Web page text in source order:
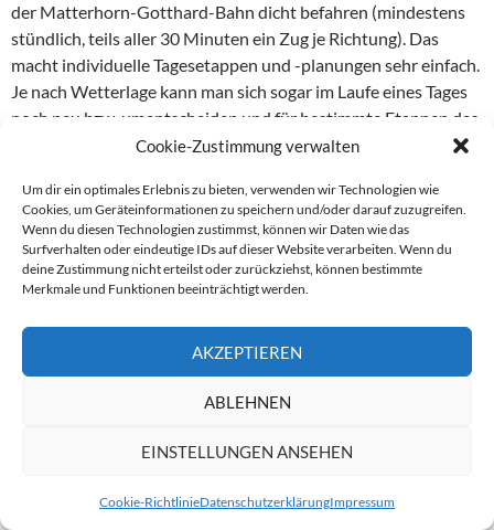
Cookie-Zustimmung verwalten
Um dir ein optimales Erlebnis zu bieten, verwenden wir Technologien wie
Cookies, um Geräteinformationen zu speichern und/oder darauf zuzugreifen.
Wenn du diesen Technologien zustimmst, können wir Daten wie das
Surfverhalten oder eindeutige IDs auf dieser Website verarbeiten. Wenn du
deine Zustimmung nicht erteilst oder zurückziehst, können bestimmte
Merkmale und Funktionen beeinträchtigt werden.
AKZEPTIEREN
ABLEHNEN
EINSTELLUNGEN ANSEHEN
Cookie-RichtlinieDatenschutzerklärungImpressum
der Matterhorn-Gotthard-Bahn dicht befahren (mindestens
stündlich, teils aller 30 Minuten ein Zug je Richtung). Das
macht individuelle Tagesetappen und -planungen sehr einfach.
Je nach Wetterlage kann man sich sogar im Laufe eines Tages
noch neu bzw. umentscheiden und für bestimmte Etappen das
Rad oder den Zug zu nutzen. Wir haben insgesamt 187
Bahnstrecke.
In jedem Fall empfehlenswert ist die Nutzung eines „Swiss
Travel Pass“: erstens für die Bahnan- und -abreise nach St.
entlang der Rad- und Glacierstrecke. Den Pass gibt es in
verschiedensten Varianten – auch für 3, 4, 6, 8 oder 15 Tage –
entweder flexibel oder nacheinander nutzbar. Hier ist
allerdings der Bike-Transport nicht inklusive, die Rad-
Bike Tour sind in der Schweiz auch die tariflichen und die
zum Einzeltouristen jeder glücklich.